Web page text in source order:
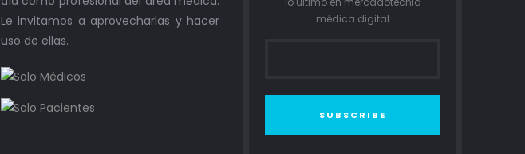
Le invitamos a aprovecharlas y hacer
uso de ellas.
médica digital
SUBSCRIBE